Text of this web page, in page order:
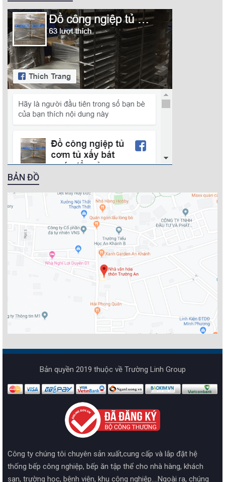
BẢN ĐỒ
Bản quyền 2019 thuộc về Trường Linh Group
Công ty chúng tôi chuyên sản xuất,cung cấp và lắp đặt hệ
thống bếp công nghiệp, bếp ăn tập thể cho nhà hàng, khách
sạn, trường học, bệnh viện, khu công nghiệp....Ngoài ra, chúng